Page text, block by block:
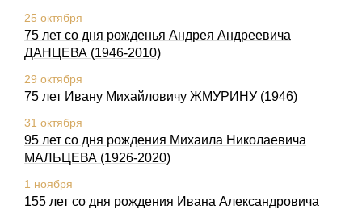
25 октября
75 лет со дня рожденья Андрея Андреевича
ДАНЦЕВА (1946-2010)
29 октября
75 лет Ивану Михайловичу ЖМУРИНУ (1946)
31 октября
95 лет со дня рождения Михаила Николаевича
МАЛЬЦЕВА (1926-2020)
1 ноября
155 лет со дня рождения Ивана Александровича